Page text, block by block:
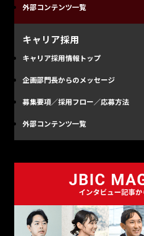
外部コンテンツ一覧
キャリア採用
キャリア採用情報トップ
企画部門長からのメッセージ
募集要項／採用フロー／応募方法
外部コンテンツ一覧